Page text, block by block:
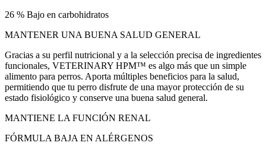
26 % Bajo en carbohidratos
MANTENER UNA BUENA SALUD GENERAL
Gracias a su perfil nutricional y a la selección precisa de ingredientes
funcionales, VETERINARY HPM™ es algo más que un simple
alimento para perros. Aporta múltiples beneficios para la salud,
permitiendo que tu perro disfrute de una mayor protección de su
estado fisiológico y conserve una buena salud general.
MANTIENE LA FUNCIÓN RENAL
FÓRMULA BAJA EN ALÉRGENOS